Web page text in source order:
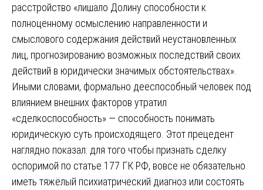
расстройство «лишало Долину способности к
полноценному осмыслению направленности и
смыслового содержания действий неустановленных
лиц, прогнозированию возможных последствий своих
действий в юридически значимых обстоятельствах».
Иными словами, формально дееспособный человек под
влиянием внешних факторов утратил
«сделкоспособность» — способность понимать
юридическую суть происходящего. Этот прецедент
наглядно показал: для того чтобы признать сделку
оспоримой по статье 177 ГК РФ, вовсе не обязательно
иметь тяжёлый психиатрический диагноз или состоять